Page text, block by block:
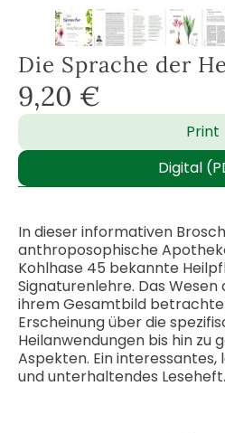
Die Sprache der
9,20 €
Print
Digital
In dieser informativen
anthroposophische
Kohlhase 45 bekannte
Signaturenlehre. Das Wesen
ihrem Gesamtbild
Erscheinung über die
Heilanwendungen bis hin zu
Aspekten. Ein
und unterhaltendes Leseheft.